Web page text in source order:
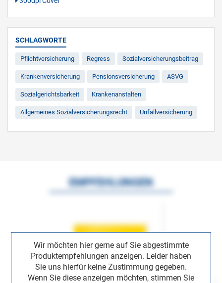
SCHLAGWORTE
Pflichtversicherung Regress Sozialversicherungsbeitrag
Krankenversicherung Pensionsversicherung ASVG
Sozialgerichtsbarkeit Krankenanstalten
Allgemeines Sozialversicherungsrecht Unfallversicherung
Wir möchten hier gerne auf Sie abgestimmte
Produktempfehlungen anzeigen. Leider haben
Sie uns hierfür keine Zustimmung gegeben.
Wenn Sie diese anzeigen möchten, stimmen Sie
EMPFEHLUNGEN